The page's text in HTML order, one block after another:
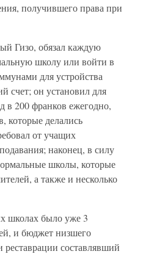
получившего права при
Гизо, обязал каждую
школу или войти в
для устройства
счет; он установил для
в 200 франков ежегодно,
которые делались
от учащих
наконец, в силу
школы, которые
а также и несколько
школах было уже 3
и бюджет низшего
реставрации составлявший